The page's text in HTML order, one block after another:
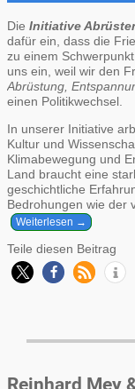
Die Initiative
dafür ein, dass die
zu einem
uns ein, weil wir den
Abrüstung,
einen Politikwechsel.
In unserer Initiative
Kultur und
Klimabewegung und
Land braucht eine
geschichtliche
Bedrohungen wie der
Weiterlesen →
Teile diesen Beitrag